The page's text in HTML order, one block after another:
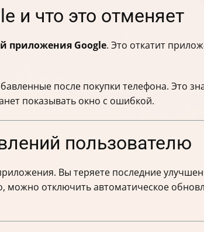
и что это отменяет
приложения Google. Это откатит
после покупки телефона. Это
показывать окно с ошибкой.
пользователю
Вы теряете последние
можно отключить автоматическое